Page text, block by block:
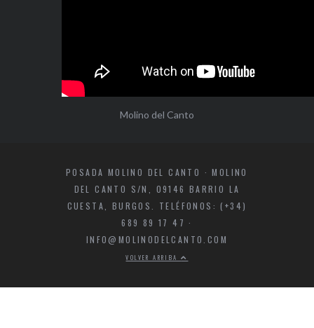
Molino del Canto
POSADA MOLINO DEL CANTO · MOLINO
DEL CANTO S/N, 09146 BARRIO LA
CUESTA, BURGOS. TELÉFONOS: (+34)
689 89 17 47 ·
INFO@MOLINODELCANTO.COM
VOLVER ARRIBA